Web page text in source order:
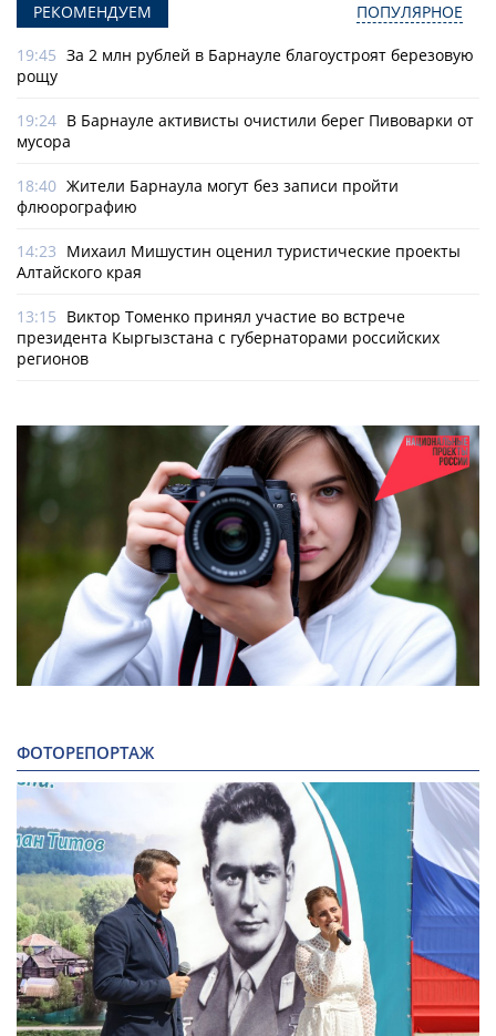
РЕКОМЕНДУЕМ ПОПУЛЯРНОЕ
19:45 За 2 млн рублей в Барнауле благоустроят березовую
рощу
19:24 В Барнауле активисты очистили берег Пивоварки от
мусора
18:40 Жители Барнаула могут без записи пройти
флюорографию
14:23 Михаил Мишустин оценил туристические проекты
Алтайского края
13:15 Виктор Томенко принял участие во встрече
президента Кыргызстана с губернаторами российских
регионов
ФОТОРЕПОРТАЖ